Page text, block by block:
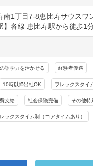
南1丁目7-8恵比寿サウスワ
】各線 恵比寿駅から徒歩1
語学力を活かせる 経験者優遇
10時以降出社OK フレックスタイ
支給 社会保険完備 その他特
ックスタイム制（コアタイムあり）